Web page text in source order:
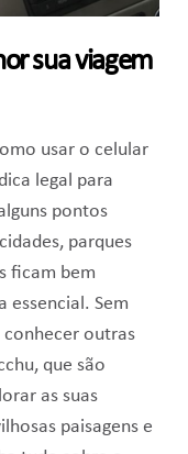
sua viagem
usar o celular
legal para
pontos
parques
ficam bem
essencial. Sem
outras
que são
as suas
paisagens e